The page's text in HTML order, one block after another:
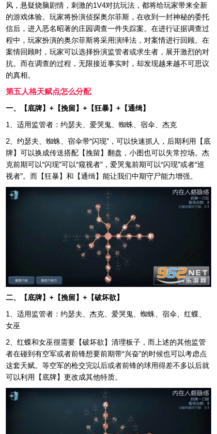
风，悬疑烧脑剧情，刺激的1V4对抗玩法，都将给玩家带来全新
的游戏体验。玩家将扮演侦探奥尔菲斯，在收到一封神秘的委托
信后，进入恶名昭著的庄园调查一件失踪案。在进行证据调查过
程中，玩家扮演的奥尔菲斯将采用演绎法，对案情进行回顾。在
案情回顾时，玩家可以选择扮演监管者或求生者，展开激烈的对
抗。而在调查的过程，无限接近事实时，却发现越来越不可思议
的真相。
第五人格天赋点怎么分配
一、【底牌】+【挽留】+【狂暴】+【通缉】
1、适用监管者：约瑟夫、爱哭鬼、蜘蛛、宿伞、杰克
2、约瑟夫、蜘蛛、宿伞带“闪现”，可以快速抓人，后期利用【底
牌】可以换成传送搭配【挽留】翻盘，小图也可以失常控场。杰
克前期可以“闪现”可以“窥视者”，爱哭鬼前期可以“闪现”或者“巡
视者”。而【狂暴】和【通缉】能让我们中期守尸能力增强。
二、【底牌】+【挽留】+【破坏欲】
1、适用监管者：约瑟夫、杰克、爱哭鬼、蜘蛛、宿伞、红蝶、
女巫
2、红蝶和女巫很需要【破坏欲】清理板子，而上述的其他监管
者在碰到有空军或者前锋想要前期带“兴奋”的时候也可以考虑点
这套天赋。等空军的枪交完以后或者前锋的球用得差不多以后就
可以利用【底牌】更改成其他特质。